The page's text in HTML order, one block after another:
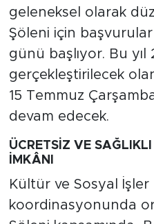
geleneksel olarak
Şöleni için
günü başlıyor. Bu yıl
gerçekleştirilecek
15 Temmuz
devam edecek.
ÜCRETSİZ VE
İMKÂNI
Kültür ve Sosyal
koordinasyonunda